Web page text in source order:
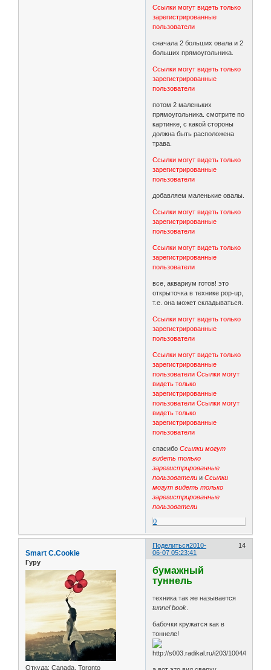
Ссылки могут видеть только
зарегистрированные
пользователи
сначала 2 больших овала и 2
больших прямоугольника.
Ссылки могут видеть только
зарегистрированные
пользователи
потом 2 маленьких
прямоугольника. смотрите по
картинке, с какой стороны
должна быть расположена
трава.
Ссылки могут видеть только
зарегистрированные
пользователи
добавляем маленькие овалы.
Ссылки могут видеть только
зарегистрированные
пользователи
Ссылки могут видеть только
зарегистрированные
пользователи
все, аквариум готов! это
открыточка в технике pop-up,
т.е. она может складываться.
Ссылки могут видеть только
зарегистрированные
пользователи
Ссылки могут видеть только
зарегистрированные
пользователи Ссылки могут
видеть только
зарегистрированные
пользователи Ссылки могут
видеть только
зарегистрированные
пользователи
спасибоСсылки могут
видеть только
зарегистрированные
пользователи иСсылки
могут видеть только
зарегистрированные
пользователи
0
Поделиться 14
2010-
06-07 05:23:41
Smart C.Cookie
Гуру
Откуда: Canada, Toronto
бумажный
туннель
техника так же называется
tunnel book
бабочки кружатся как в
тоннеле!